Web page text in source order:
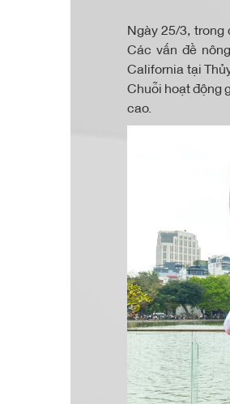
Ngày 25/3, trong
Các vấn đề
California tại
Chuỗi hoạt động
cao.